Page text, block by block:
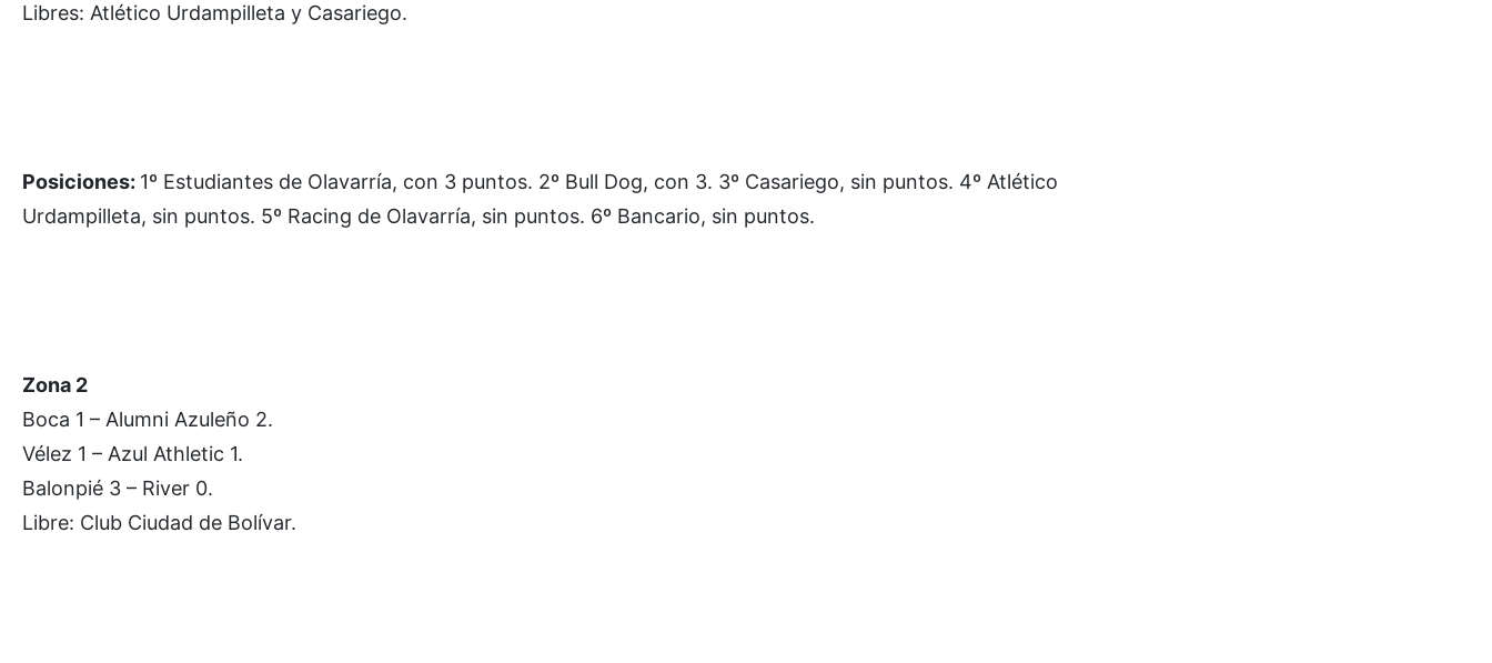
Libres: Atlético Urdampilleta y Casariego.
Posiciones: 1º Estudiantes de Olavarría, con 3 puntos. 2º Bull Dog, con 3. 3º Casariego, sin puntos. 4º Atlético
Urdampilleta, sin puntos. 5º Racing de Olavarría, sin puntos. 6º Bancario, sin puntos.
Zona 2
Boca 1 – Alumni Azuleño 2.
Vélez 1 – Azul Athletic 1.
Balonpié 3 – River 0.
Libre: Club Ciudad de Bolívar.